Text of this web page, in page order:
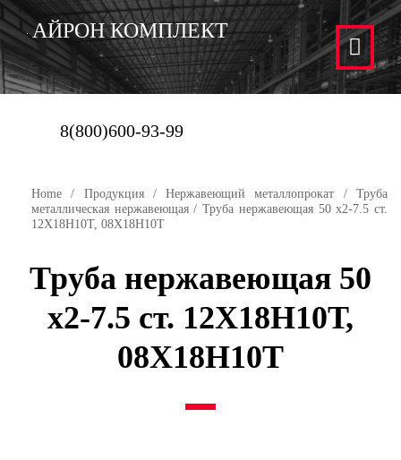
АЙРОН КОМПЛЕКТ
8(800)600-93-99
Home / Продукция/Нержавеющий металлопрокат /Труба
металлическая нержавеющая/ Труба нержавеющая 50 х2-7.5 ст.
12Х18Н10Т, 08Х18Н10Т
Труба нержавеющая 50
х2-7.5 ст. 12Х18Н10Т,
08Х18Н10Т